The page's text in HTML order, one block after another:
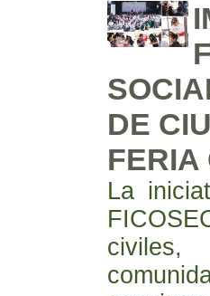
DE
FERIA
La